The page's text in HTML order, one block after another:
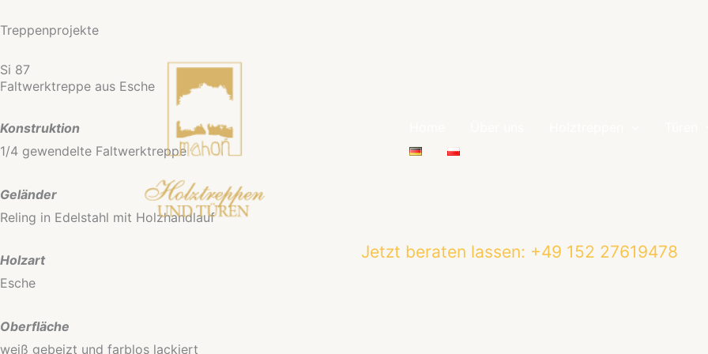
Inhalt
Jetzt beraten lassen: +49 152 27619478
Treppenprojekte
Si 87
Faltwerktreppe aus Esche
Konstruktion
1/4 gewendelte Faltwerktreppe
Geländer
Reling in Edelstahl mit Holzhandlauf
Holzart
Esche
Oberfläche
weiß gebeizt und farblos lackiert